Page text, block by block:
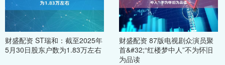
财盛配资 ST瑞和：截至2025年
5月30日股东户数为1.83万左右
财盛配资 87版电视剧众演员聚
首&#32;“红楼梦中人”不为怀旧
为品读